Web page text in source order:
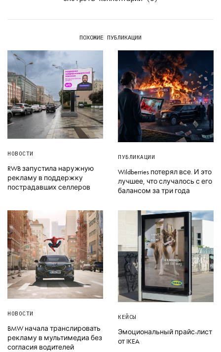
ПОХОЖИЕ ПУБЛИКАЦИИ
НОВОСТИ
RWB запустила наружную
рекламу в поддержку
пострадавших селлеров
ПУБЛИКАЦИИ
Wildberries потерял все. И это
лучшее, что случалось с его
балансом за три года
НОВОСТИ
BMW начала транслировать
рекламу в мультимедиа без
согласия водителей
КЕЙСЫ
Эмоциональный прайс-лист
от IKEA